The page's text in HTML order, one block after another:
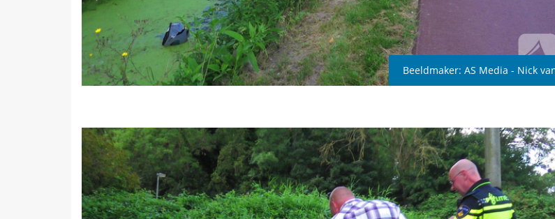
Beeldmaker: AS Media - Nick